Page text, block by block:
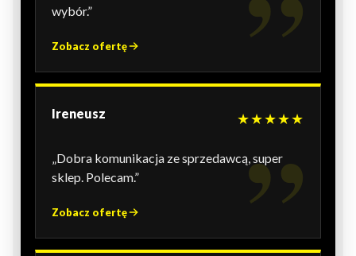
wybór.”
Zobacz ofertę
Ireneusz ★★★★★
„Dobra komunikacja ze sprzedawcą, super
sklep. Polecam.”
Zobacz ofertę